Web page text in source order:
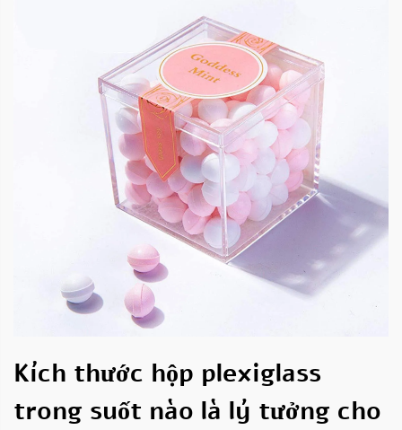
Kích thước hộp plexiglass
trong suốt nào là lý tưởng cho